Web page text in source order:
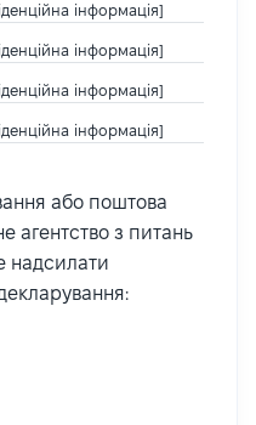
інформація]
інформація]
інформація]
інформація]
або поштова
агентство з питань
надсилати